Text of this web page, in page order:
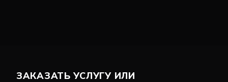
ЗАКАЗАТЬ УСЛУГУ ИЛИ